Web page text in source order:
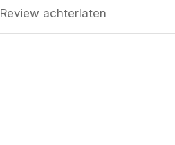
Review achterlaten